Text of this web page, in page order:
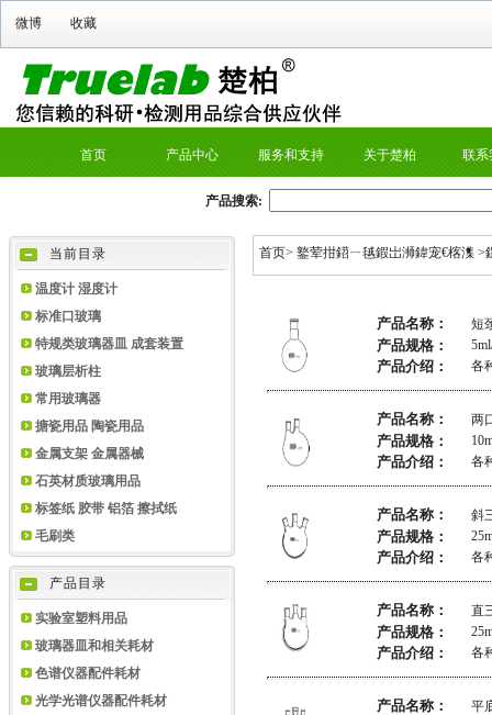
微博 收藏
首页 产品中心 服务和支持 关于楚柏 联系
产品搜索:
当前目录
温度计 湿度计
标准口玻璃
特规类玻璃器皿 成套装置
玻璃层析柱
常用玻璃器
搪瓷用品 陶瓷用品
金属支架 金属器械
石英材质玻璃用品
标签纸 胶带 铝箔 擦拭纸
毛刷类
产品目录
实验室塑料用品
玻璃器皿和相关耗材
色谱仪器配件耗材
光学光谱仪器配件耗材
首页> 鐜荤拑鍣ㄧ毧鍜岀浉鍏宠€楁潗 >
产品名称： 短
产品规格：
产品介绍： 各
产品名称： 两
产品规格：
产品介绍： 各
产品名称： 斜
产品规格：
产品介绍： 各
产品名称： 直
产品规格：
产品介绍： 各
产品名称： 平